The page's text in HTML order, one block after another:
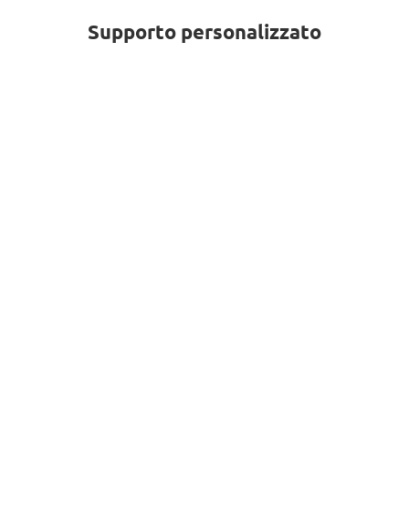
Supporto personalizzato